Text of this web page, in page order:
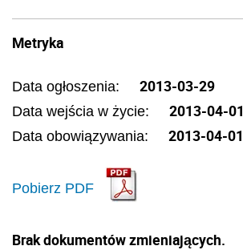
Metryka
Data ogłoszenia: 2013-03-29
Data wejścia w życie: 2013-04-01
Data obowiązywania: 2013-04-01
Pobierz PDF
Brak dokumentów zmieniających.